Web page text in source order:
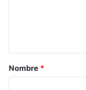
Nombre *